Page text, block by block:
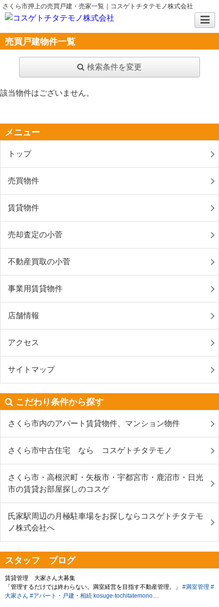
さくら市押上の売買戸建・売家一覧｜コスゲトチタテモノ株式会社
売買戸建物件一覧
検索条件を変更
該当物件はございません。
メニュー
トップ
売買物件
賃貸物件
売却査定の小菅
不動産買取の小菅
事業用賃貸物件
店舗情報
アクセス
サイトマップ
こだわり条件から探す
さくら市内のアパート賃貸物件、マンション物件
さくら市中古住宅 なら コスゲトチタテモノ
さくら市・高根沢町・矢板市・宇都宮市・鹿沼市・日光
市の賃貸お部屋探しのコスゲ
氏家駅周辺の月極駐車場をお探しならコスゲトチタテモ
ノ株式会社へ
スタッフ ブログ